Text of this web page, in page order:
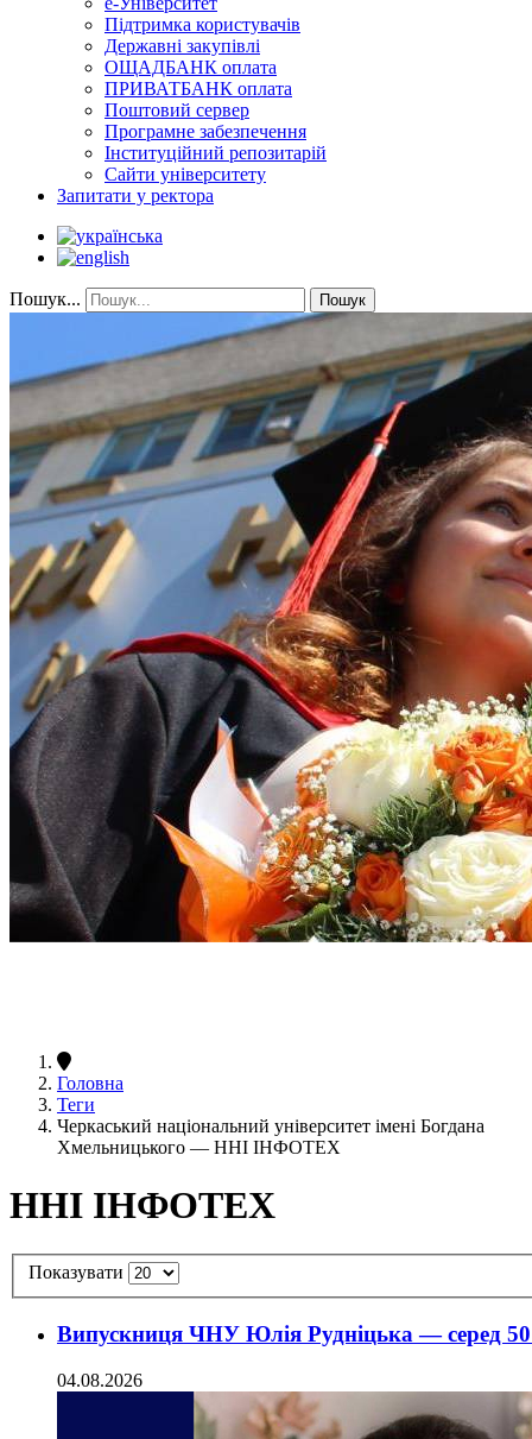
Підтримка користувачів
Державні закупівлі
ОЩАДБАНК оплата
ПРИВАТБАНК оплата
Поштовий сервер
Програмне забезпечення
Інституційний репозитарій
Сайти університету
Запитати у ректора
Пошук... Пошук
Головна
Теги
Черкаський національний університет імені Богдана
Хмельницького — ННІ ІНФОТЕХ
ННІ ІНФОТЕХ
Показувати
Випускниця ЧНУ Юлія Рудніцька — серед
04.08.2026